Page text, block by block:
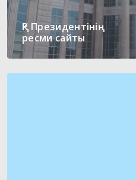
ҚР Президентінің
ресми сайты